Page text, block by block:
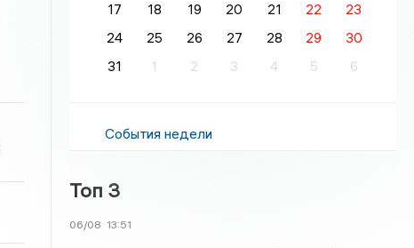
17
18 19 20 21 22
23
24
25 26 27 28 29
30
31
1 2 3 4 5 6
События недели
Топ 3
06/08 13:51